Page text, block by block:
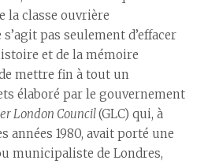
la classe ouvrière
pas seulement d’effacer
et de la mémoire
mettre fin à tout un
élaboré par le gouvernement
London Council(GLC) qui, à
années 1980, avait porté une
municipaliste de Londres,